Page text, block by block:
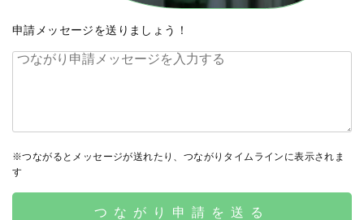
申請メッセージを送りましょう！
※つながるとメッセージが送れたり、つながりタイムラインに表示されま
す
つながり申請を送る